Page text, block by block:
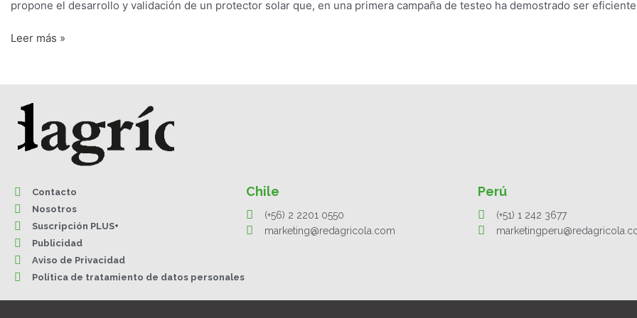
propone el desarrollo y validación de un protector solar que, en una primera campaña de testeo ha demostrado ser
Leer más »
Contacto
Nosotros
Suscripción PLUS+
Publicidad
Aviso de Privacidad
Política de tratamiento de datos personales
Chile
(+56) 2 2201 0550
marketing@redagricola.com
Perú
(+51) 1 242 3677